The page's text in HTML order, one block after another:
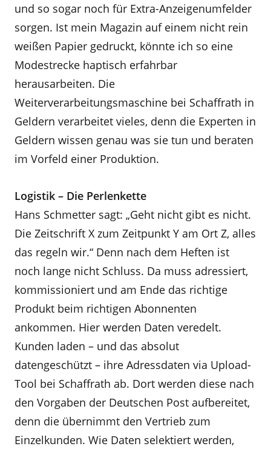
und so sogar noch für Extra-Anzeigenumfelder
sorgen. Ist mein Magazin auf einem nicht rein
weißen Papier gedruckt, könnte ich so eine
Modestrecke haptisch erfahrbar
herausarbeiten. Die
Weiterverarbeitungsmaschine bei Schaffrath in
Geldern verarbeitet vieles, denn die Experten in
Geldern wissen genau was sie tun und beraten
im Vorfeld einer Produktion.
Logistik – Die Perlenkette
Hans Schmetter sagt: „Geht nicht gibt es nicht.
Die Zeitschrift X zum Zeitpunkt Y am Ort Z, alles
das regeln wir.“ Denn nach dem Heften ist
noch lange nicht Schluss. Da muss adressiert,
kommissioniert und am Ende das richtige
Produkt beim richtigen Abonnenten
ankommen. Hier werden Daten veredelt.
Kunden laden – und das absolut
datengeschützt – ihre Adressdaten via Upload-
Tool bei Schaffrath ab. Dort werden diese nach
den Vorgaben der Deutschen Post aufbereitet,
denn die übernimmt den Vertrieb zum
Einzelkunden. Wie Daten selektiert werden,